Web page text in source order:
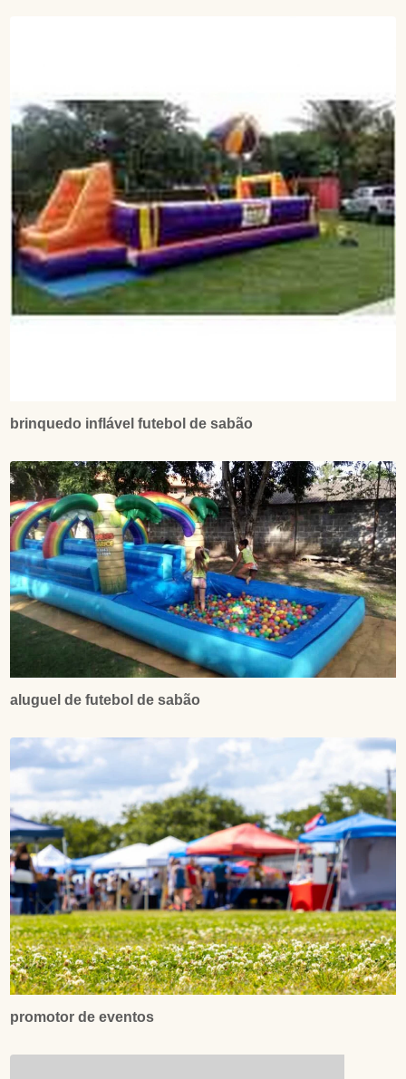
brinquedo inflável futebol de sabão
aluguel de futebol de sabão
promotor de eventos